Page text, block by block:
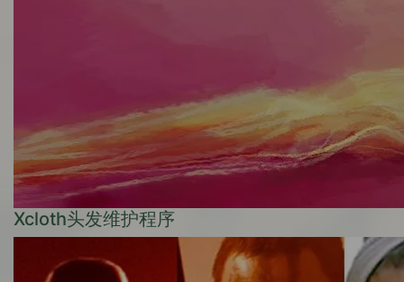
Xcloth头发维护程序